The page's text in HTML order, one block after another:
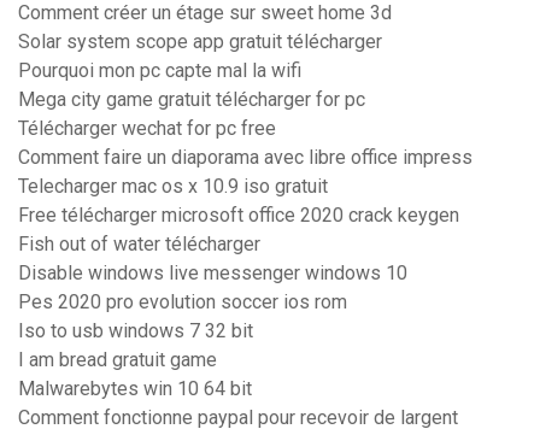
Comment créer un étage sur sweet home 3d
Solar system scope app gratuit télécharger
Pourquoi mon pc capte mal la wifi
Mega city game gratuit télécharger for pc
Télécharger wechat for pc free
Comment faire un diaporama avec libre office impress
Telecharger mac os x 10.9 iso gratuit
Free télécharger microsoft office 2020 crack keygen
Fish out of water télécharger
Disable windows live messenger windows 10
Pes 2020 pro evolution soccer ios rom
Iso to usb windows 7 32 bit
I am bread gratuit game
Malwarebytes win 10 64 bit
Comment fonctionne paypal pour recevoir de largent